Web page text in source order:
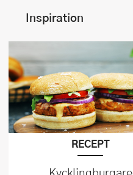
Inspiration
RECEPT